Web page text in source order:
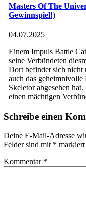
Masters Of The
Gewinnspiel!)
04.07.2025
Einem Impuls Battle
seine Verbündeten
Dort befindet sich nicht
auch das geheimnivolle
Skeletor abgesehen
einen mächtigen
Schreibe einen
Deine E-Mail-Adresse
Felder sind mit * markiert
Kommentar *